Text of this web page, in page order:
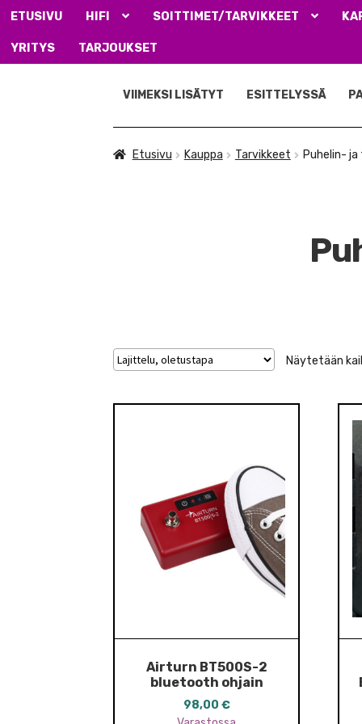
ETUSIVU HIFI SOITTIMET/TARVIKKEET
YRITYS TARJOUKSET
navigointiin
sisältöön
VIIMEKSI LISÄTYT ESITTELYSSÄ
Etusivu Kauppa Tarvikkeet Puhelin-
Näytetään
Airturn BT500S-2
bluetooth ohjain
98,00 €